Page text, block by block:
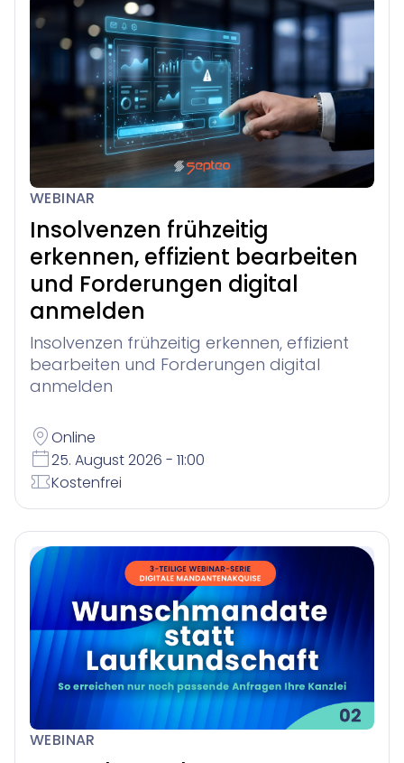
WEBINAR
Insolvenzen frühzeitig
erkennen, effizient bearbeiten
und Forderungen digital
anmelden
Insolvenzen frühzeitig erkennen, effizient
bearbeiten und Forderungen digital
anmelden
Online
25. August 2026 - 11:00
Kostenfrei
WEBINAR